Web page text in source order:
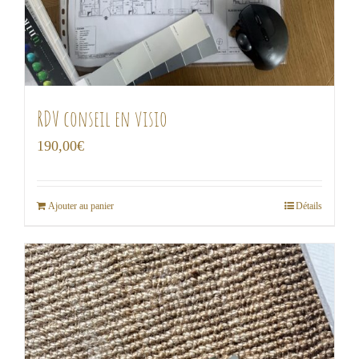
RDV conseil en visio
190,00€
Ajouter au panier Détails